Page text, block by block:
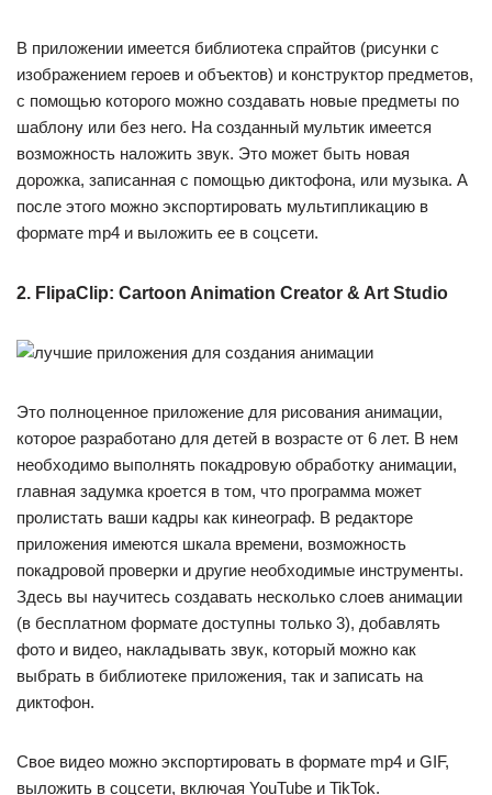
В приложении имеется библиотека спрайтов (рисунки с
изображением героев и объектов) и конструктор предметов,
с помощью которого можно создавать новые предметы по
шаблону или без него. На созданный мультик имеется
возможность наложить звук. Это может быть новая
дорожка, записанная с помощью диктофона, или музыка. А
после этого можно экспортировать мультипликацию в
формате mp4 и выложить ее в соцсети.
2. FlipaClip: Cartoon Animation Creator & Art Studio
Это полноценное приложение для рисования анимации,
которое разработано для детей в возрасте от 6 лет. В нем
необходимо выполнять покадровую обработку анимации,
главная задумка кроется в том, что программа может
пролистать ваши кадры как кинеограф. В редакторе
приложения имеются шкала времени, возможность
покадровой проверки и другие необходимые инструменты.
Здесь вы научитесь создавать несколько слоев анимации
(в бесплатном формате доступны только 3), добавлять
фото и видео, накладывать звук, который можно как
выбрать в библиотеке приложения, так и записать на
диктофон.
Свое видео можно экспортировать в формате mp4 и GIF,
выложить в соцсети, включая YouTube и TikTok.